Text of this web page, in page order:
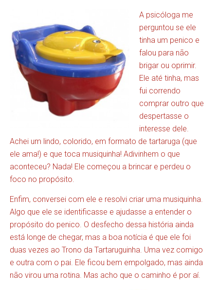
A psicóloga me
perguntou se ele
tinha um penico e
falou para não
brigar ou oprimir.
Ele até tinha, mas
fui correndo
comprar outro que
despertasse o
interesse dele.
Achei um lindo, colorido, em formato de tartaruga (que
ele ama!) e que toca musiquinha! Adivinhem o que
aconteceu? Nada! Ele começou a brincar e perdeu o
foco no propósito.
Enfim, conversei com ele e resolvi criar uma musiquinha.
Algo que ele se identificasse e ajudasse a entender o
propósito do penico. O desfecho dessa história ainda
está longe de chegar, mas a boa notícia é que ele foi
duas vezes ao Trono da Tartaruguinha. Uma vez comigo
e outra com o pai. Ele ficou bem empolgado, mas ainda
não virou uma rotina. Mas acho que o caminho é por aí.